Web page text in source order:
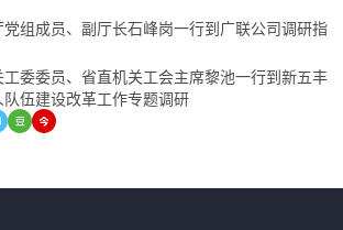
党组成员、副厅长石峰岗一行到广联公司调研指
工委委员、省直机关工会主席黎池一行到新五丰
伍建设改革工作专题调研